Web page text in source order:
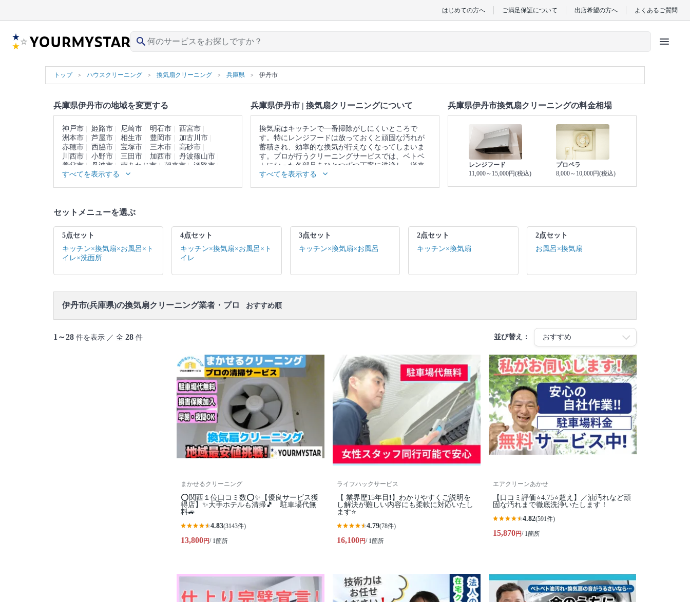
はじめての方へ ご満足保証について 出店希望の方へ よくあるご質問
search menu
トップ ハウスクリーニング 換気扇クリーニング 兵庫県 伊丹市
兵庫県伊丹市の地域を変更する
神戸市 姫路市 尼崎市 明石市
西宮市
洲本市
芦屋市 相生市 豊岡市
加古川市
赤穂市
西脇市 宝塚市 三木市
高砂市
川西市
小野市 三田市 加西市
丹波篠山市
養父市
丹波市 南あわじ市 朝来市
淡路市
宍粟市
加東市 たつの市
すべてを表示する
兵庫県伊丹市 | 換気扇クリーニングについて
換気扇はキッチンで一番掃除がしにくいところで
す。特にレンジフードは放っておくと頑固な汚れが
蓄積され、効率的な換気が行えなくなってしまいま
す。プロが行うクリーニングサービスでは、ベトベ
トになった各部品をひとつずつ丁寧に洗浄し、従来
の換気力を取り戻します。
▼表示価格に含まれる換気扇クリーニングの作業範
もご参照ください。
ります。
すべてを表示する
兵庫県伊丹市換気扇クリーニングの料金相場
レンジフード
11,000～15,000円(税込)
プロペラ
8,000～10,000円(税込)
セットメニューを選ぶ
5点セット
キッチン×換気扇×お風呂×ト
イレ×洗面所
4点セット
キッチン×換気扇×お風呂×ト
イレ
3点セット
キッチン×換気扇×お風呂
2点セット
キッチン×換気扇
2点セット
お風呂×換気扇
伊丹市(兵庫県)の換気扇クリーニング業者・プロ おすすめ順
1～28 件を表示 ／ 全 28 件 並び替え：
まかせるクリーニング
⭕関西１位口コミ数⭕✨【優良サービス獲
得店】✨大手ホテルも清掃🎵 駐車場代無
料🚙
4.83(3143件)
13,800円/ 1箇所
ライフハックサービス
【 業界歴15年目❗️】わかりやすくご説明を
し解決が難しい内容にも柔軟に対応いたし
ます⭐️
4.79(78件)
16,100円/ 1箇所
エアクリーンあかせ
【口コミ評価⭐️4.75⭐️超え】／油汚れなど頑
固な汚れまで徹底洗浄いたします！
4.82(591件)
15,870円/ 1箇所